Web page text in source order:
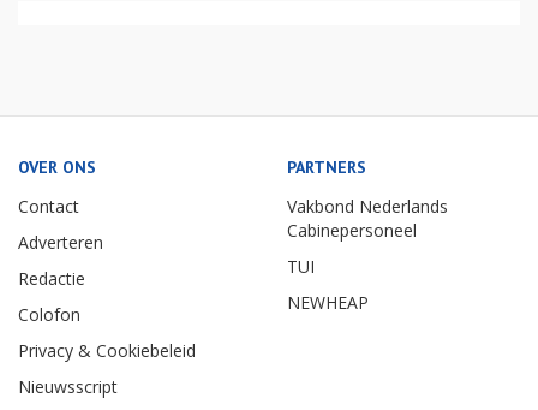
OVER ONS
Contact
Adverteren
Redactie
Colofon
Privacy & Cookiebeleid
Nieuwsscript
PARTNERS
Vakbond Nederlands
Cabinepersoneel
TUI
NEWHEAP